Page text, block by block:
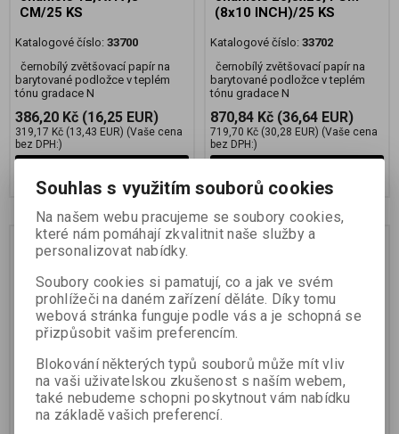
CM/25 KS
Katalogové číslo: 33700
černobílý zvětšovací papír na
barytované podložce v teplém
tónu gradace N
386,20 Kč (16,25 EUR)
319,17 Kč (13,43 EUR) (Vaše cena
bez DPH:)
(8x10 INCH)/25 KS
Katalogové číslo: 33702
černobílý zvětšovací papír na
barytované podložce v teplém
tónu gradace N
870,84 Kč (36,64 EUR)
719,70 Kč (30,28 EUR) (Vaše cena
bez DPH:)
FOMABROM 142 N
chamois 30,5x40,6
FOMABROM 142 N
chamois 50,8x61 CM/10
Souhlas s využitím souborů cookies
Na našem webu pracujeme se soubory cookies,
které nám pomáhají zkvalitnit naše služby a
personalizovat nabídky.
Soubory cookies si pamatují, co a jak ve svém
prohlížeči na daném zařízení děláte. Díky tomu
webová stránka funguje podle vás a je schopná se
přizpůsobit vašim preferencím.
Blokování některých typů souborů může mít vliv
na vaši uživatelskou zkušenost s naším webem,
také nebudeme schopni poskytnout vám nabídku
na základě vašich preferencí.